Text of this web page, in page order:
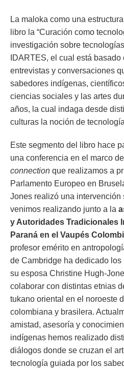
La maloka como una
libro la “Curación como
investigación sobre
IDARTES, el cual está
entrevistas y conversaciones
sabedores indígenas,
ciencias sociales y las artes
años, la cual indaga desde
culturas la noción de
Este segmento del libro hace
una conferencia en el marco
connection que realizamos a
Parlamento Europeo en
Jones realizó una intervención
venimos realizando junto a la
y Autoridades Tradicionales
Paraná en el Vaupés
profesor emérito en
de Cambridge ha dedicado los
su esposa Christine Hugh-
colaborar con distintas etnias
tukano oriental en el noroeste
colombiana y brasilera.
amistad, asesoría y
indígenas hemos realizado
diálogos donde se cruzan el
tecnología guiada por los